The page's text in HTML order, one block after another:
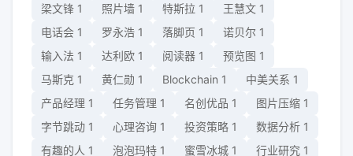
梁文锋 1 照片墙 1 特斯拉 1 王慧文 1
电话会 1 罗永浩 1 落脚页 1 诺贝尔 1
输入法 1 达利欧 1 阅读器 1 预览图 1
马斯克 1 黄仁勋 1 Blockchain 1 中美关系 1
产品经理 1 任务管理 1 名创优品 1 图片压缩 1
字节跳动 1 心理咨询 1 投资策略 1 数据分析 1
有趣的人 1 泡泡玛特 1 蜜雪冰城 1 行业研究 1